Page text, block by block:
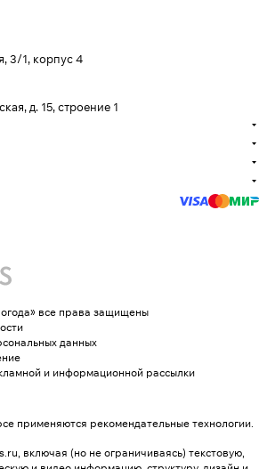
3/1, корпус 4
д. 15, строение 1
все права защищены
данных
и информационной рассылки
применяются рекомендательные технологии.
включая (но не ограничиваясь) текстовую,